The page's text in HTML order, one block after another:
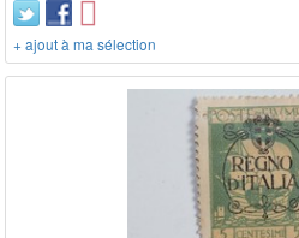
+ ajout à ma sélection